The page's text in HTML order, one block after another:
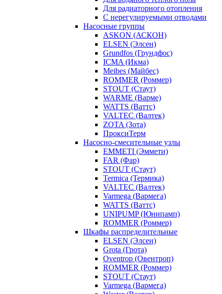
Для радиаторного отопления
С нерегулируемыми отводами
Насосные группы
ASKON (АСКОН)
ELSEN (Элсен)
Grundfos (Грундфос)
ICMA (Икма)
Meibes (Майбес)
ROMMER (Роммер)
STOUT (Стаут)
WARME (Варме)
WATTS (Ваттс)
VALTEC (Валтек)
ZOTA (Зота)
ПроксиТерм
Насосно-смесительные узлы
EMMETI (Эммети)
FAR (Фар)
STOUT (Стаут)
Termica (Термика)
VALTEC (Валтек)
Varmega (Вармега)
WATTS (Ваттс)
UNIPUMP (Юнипамп)
ROMMER (Роммер)
Шкафы распределительные
ELSEN (Элсен)
Grota (Грота)
Oventrop (Овентроп)
ROMMER (Роммер)
STOUT (Стаут)
Varmega (Вармега)